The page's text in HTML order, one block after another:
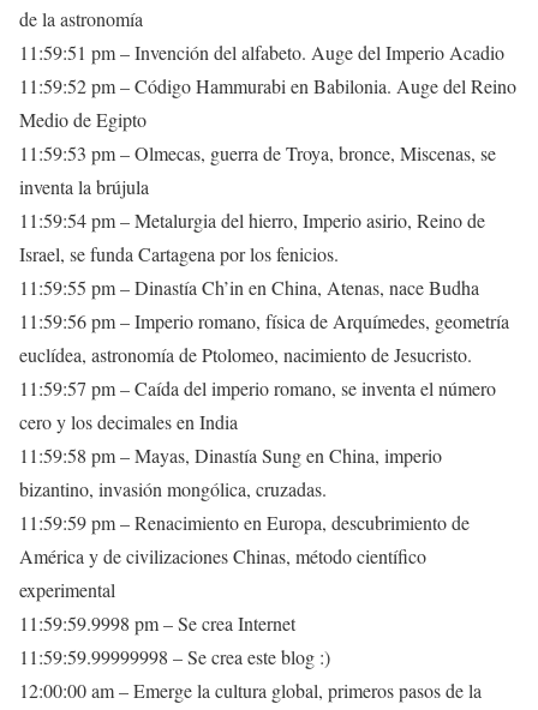
de la astronomía
11:59:51 pm – Invención del alfabeto. Auge del Imperio Acadio
11:59:52 pm – Código Hammurabi en Babilonia. Auge del Reino
Medio de Egipto
11:59:53 pm – Olmecas, guerra de Troya, bronce, Miscenas, se
inventa la brújula
11:59:54 pm – Metalurgia del hierro, Imperio asirio, Reino de
Israel, se funda Cartagena por los fenicios.
11:59:55 pm – Dinastía Ch’in en China, Atenas, nace Budha
11:59:56 pm – Imperio romano, física de Arquímedes, geometría
euclídea, astronomía de Ptolomeo, nacimiento de Jesucristo.
11:59:57 pm – Caída del imperio romano, se inventa el número
cero y los decimales en India
11:59:58 pm – Mayas, Dinastía Sung en China, imperio
bizantino, invasión mongólica, cruzadas.
11:59:59 pm – Renacimiento en Europa, descubrimiento de
América y de civilizaciones Chinas, método científico
experimental
11:59:59.9998 pm – Se crea Internet
11:59:59.99999998 – Se crea este blog :)
12:00:00 am – Emerge la cultura global, primeros pasos de la